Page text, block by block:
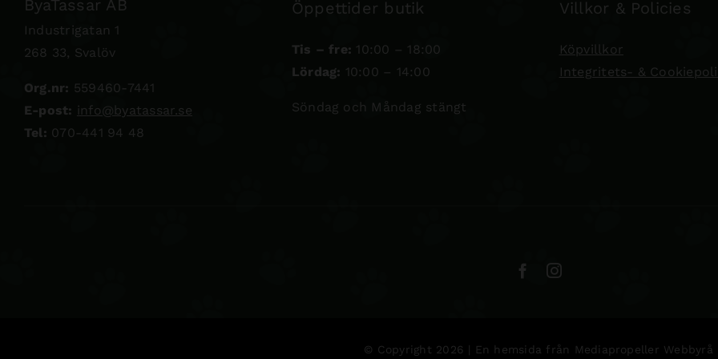
ByaTassar AB
Industrigatan 1
268 33, Svalöv
Org.nr: 559460-7441
E-post: info@byatassar.se
Tel: 070-441 94 48
Öppettider butik
Tis – fre: 10:00 – 18:00
Lördag: 10:00 – 14:00
Söndag och Måndag stängt
Villkor & Policies
Köpvillkor
Integritets- &
© Copyright 2026 | En hemsida från Mediapropeller Webbyrå